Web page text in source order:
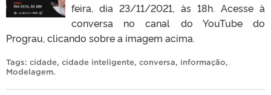
feira, dia 23/11/2021, às 18h. Acesse à
conversa no canal do YouTube do
Prograu, clicando sobre a imagem acima.
Tags: cidade, cidade inteligente, conversa, informação,
Modelagem.